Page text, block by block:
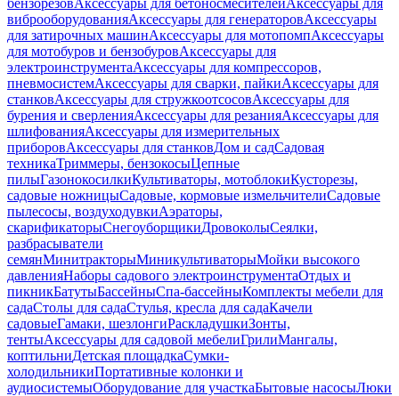
бензорезовАксессуары для бетоносмесителейАксессуары для
виброоборудованияАксессуары для генераторовАксессуары
для затирочных машинАксессуары для мотопомпАксессуары
для мотобуров и бензобуровАксессуары для
электроинструментаАксессуары для компрессоров,
пневмосистемАксессуары для сварки, пайкиАксессуары для
станковАксессуары для стружкоотсосовАксессуары для
бурения и сверленияАксессуары для резанияАксессуары для
шлифованияАксессуары для измерительных
приборовАксессуары для станковДом и садСадовая
техникаТриммеры, бензокосыЦепные
пилыГазонокосилкиКультиваторы, мотоблокиКусторезы,
садовые ножницыСадовые, кормовые измельчителиСадовые
пылесосы, воздуходувкиАэраторы,
скарификаторыСнегоуборщикиДровоколыСеялки,
разбрасыватели
семянМинитракторыМиникультиваторыМойки высокого
давленияНаборы садового электроинструментаОтдых и
пикникБатутыБассейныСпа-бассейныКомплекты мебели для
садаСтолы для садаСтулья, кресла для садаКачели
садовыеГамаки, шезлонгиРаскладушкиЗонты,
тентыАксессуары для садовой мебелиГрилиМангалы,
коптильниДетская площадкаСумки-
холодильникиПортативные колонки и
аудиосистемыОборудование для участкаБытовые насосыЛюки